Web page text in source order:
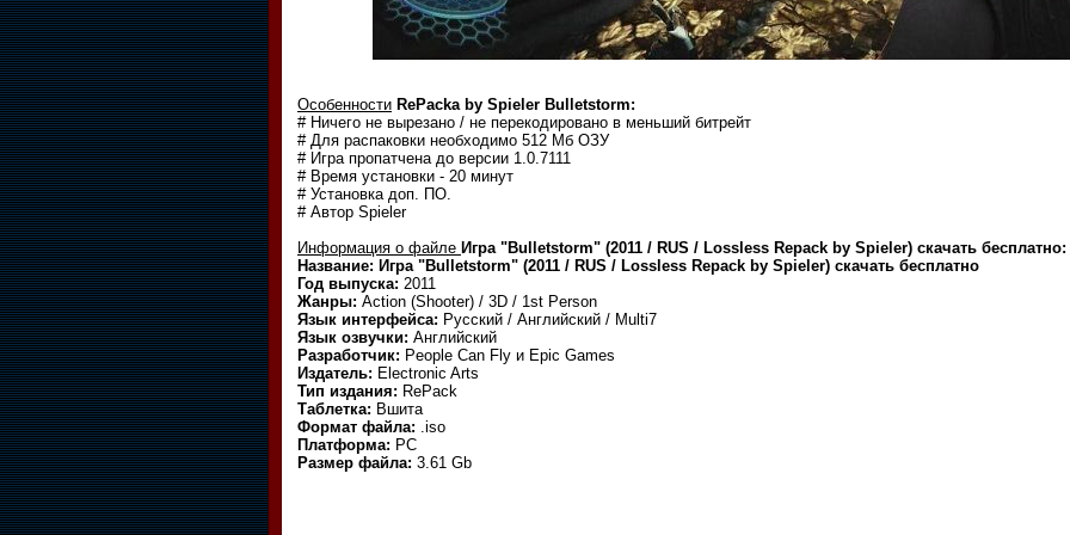
Особенности RePacka by Spieler Bulletstorm:
# Ничего не вырезано / не перекодировано в меньший битрейт
# Для распаковки необходимо 512 Мб ОЗУ
# Игра пропатчена до версии 1.0.7111
# Время установки - 20 минут
# Установка доп. ПО.
# Автор Spieler
Информация о файле Игра "Bulletstorm" (2011 / RUS / Lossless Repack by Spieler) скачать бесплатно:
Название: Игра "Bulletstorm" (2011 / RUS / Lossless Repack by Spieler) скачать бесплатно
Год выпуска: 2011
Жанры: Action (Shooter) / 3D / 1st Person
Язык интерфейса: Русский / Английский / Multi7
Язык озвучки: Английский
Разработчик: People Can Fly и Epic Games
Издатель: Electronic Arts
Тип издания: RePack
Таблетка: Вшита
Формат файла: .iso
Платформа: PC
Размер файла: 3.61 Gb